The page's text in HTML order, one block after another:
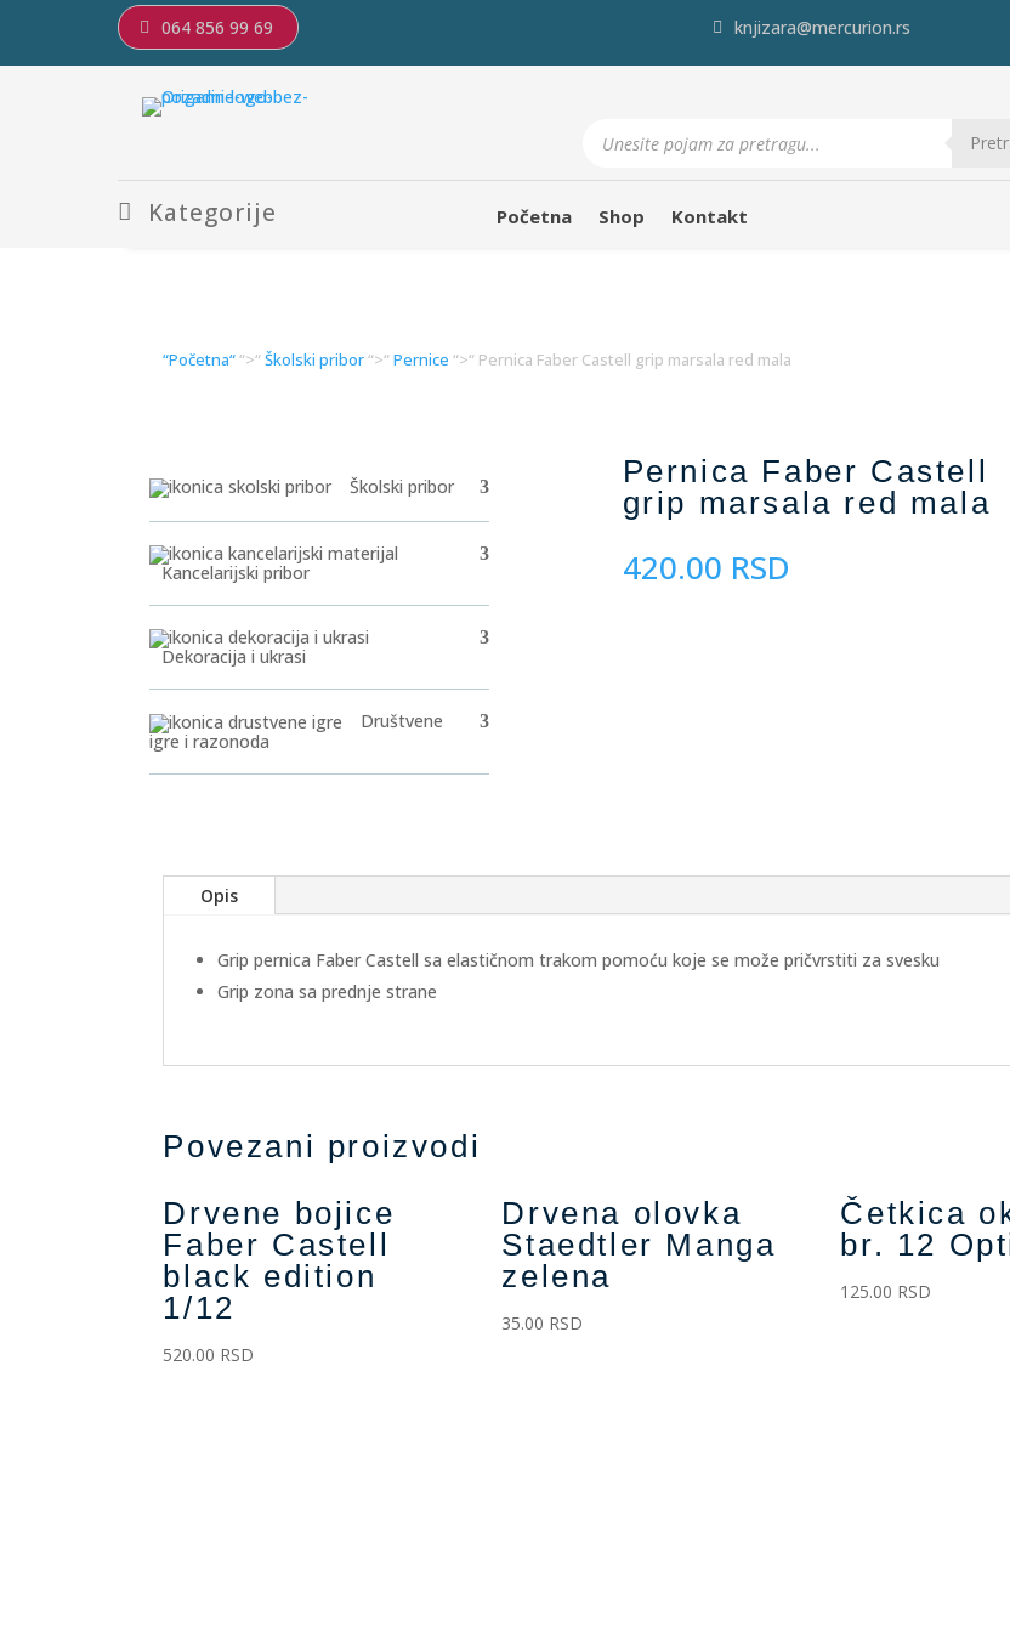
064 856 99 69 knjizara@mercurion.rs
search
Kategorije Početna Shop Kontakt
“Početna““>“Školski pribor“>“Pernice “>“ Pernica Faber Castell grip marsala red mala
Školski pribor
Kancelarijski pribor
Dekoracija i ukrasi
Društvene
igre i razonoda
Pernica Faber Castell
grip marsala red mala
420.00 RSD
Opis
Grip pernica Faber Castell sa elastičnom trakom pomoću koje se može pričvrstiti za svesku
Grip zona sa prednje strane
Povezani proizvodi
Drvene bojice
Faber Castell
black edition
1/12
520.00 RSD
Drvena olovka
Staedtler Manga
zelena
35.00 RSD
Četkica
br. 12
125.00 RSD